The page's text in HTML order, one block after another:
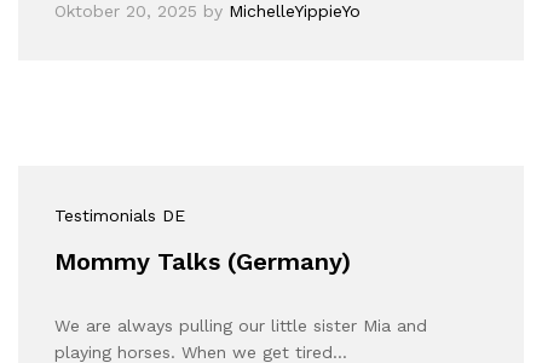
Oktober 20, 2025 by MichelleYippieYo
Testimonials DE
Mommy Talks (Germany)
We are always pulling our little sister Mia and
playing horses. When we get tired…